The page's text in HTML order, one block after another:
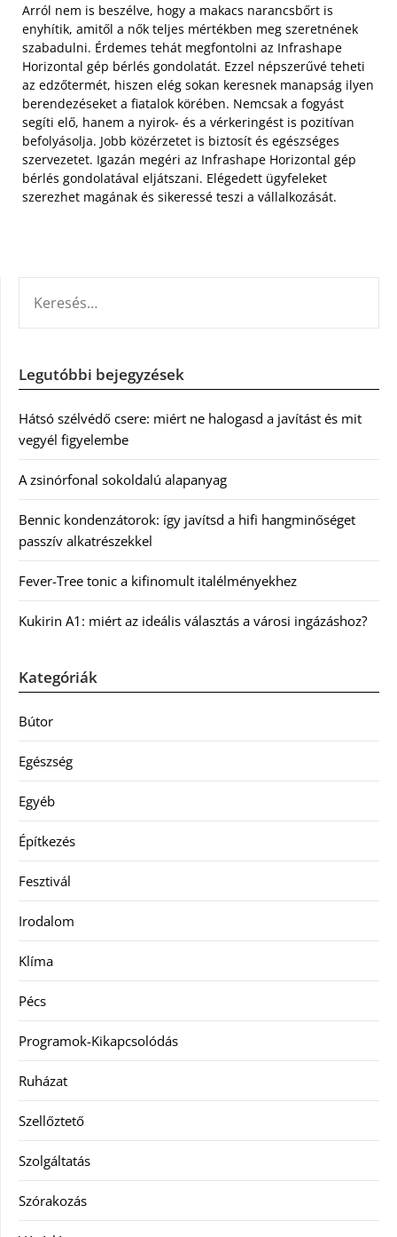
Arról nem is beszélve, hogy a makacs narancsbőrt is
enyhítik, amitől a nők teljes mértékben meg szeretnének
szabadulni. Érdemes tehát megfontolni az Infrashape
Horizontal gép bérlés gondolatát. Ezzel népszerűvé teheti
az edzőtermét, hiszen elég sokan keresnek manapság ilyen
berendezéseket a fiatalok körében. Nemcsak a fogyást
segíti elő, hanem a nyirok- és a vérkeringést is pozitívan
befolyásolja. Jobb közérzetet is biztosít és egészséges
szervezetet. Igazán megéri az Infrashape Horizontal gép
bérlés gondolatával eljátszani. Elégedett ügyfeleket
szerezhet magának és sikeressé teszi a vállalkozását.
Legutóbbi bejegyzések
Hátsó szélvédő csere: miért ne halogasd a javítást és mit
vegyél figyelembe
A zsinórfonal sokoldalú alapanyag
Bennic kondenzátorok: így javítsd a hifi hangminőséget
passzív alkatrészekkel
Fever-Tree tonic a kifinomult italélményekhez
Kukirin A1: miért az ideális választás a városi ingázáshoz?
Kategóriák
Bútor
Egészség
Egyéb
Építkezés
Fesztivál
Irodalom
Klíma
Pécs
Programok-Kikapcsolódás
Ruházat
Szellőztető
Szolgáltatás
Szórakozás